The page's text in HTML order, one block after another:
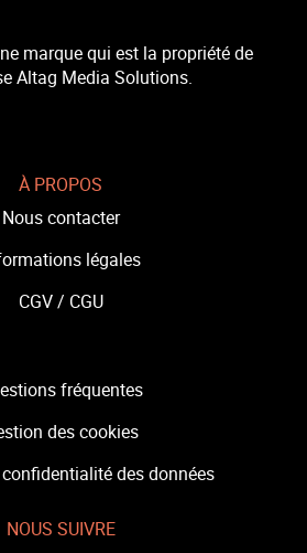
marque qui est la propriété de
Altag Media Solutions.
À PROPOS
Nous contacter
légales
CGV / CGU
fréquentes
des cookies
des données
NOUS SUIVRE